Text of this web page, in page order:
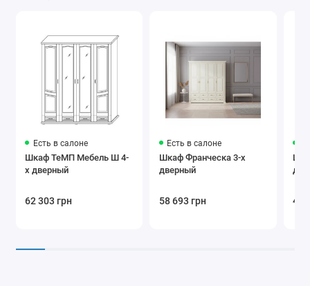
Есть в салоне
Шкаф ТеМП Мебель Ш 4-
х дверный
62 303 грн
Есть в салоне
Шкаф Франческа 3-х
дверный
58 693 грн 43